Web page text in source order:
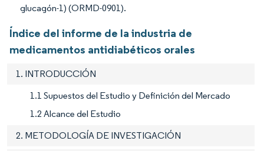
glucagón-1) (ORMD-0901).
Índice del informe de la industria de
medicamentos antidiabéticos orales
1. INTRODUCCIÓN
1.1 Supuestos del Estudio y Definición del Mercado
1.2 Alcance del Estudio
2. METODOLOGÍA DE INVESTIGACIÓN